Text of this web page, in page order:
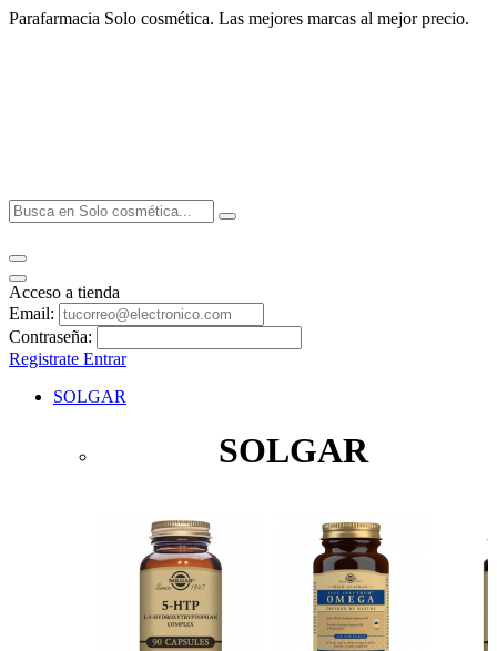
Parafarmacia Solo cosmética. Las mejores marcas al mejor precio.
Acceso a tienda
Email:
Contraseña:
Registrate Entrar
SOLGAR
SOLGAR